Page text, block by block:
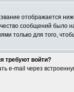
отображается
сообщений
только для того,
требуют войти?
e-mail через